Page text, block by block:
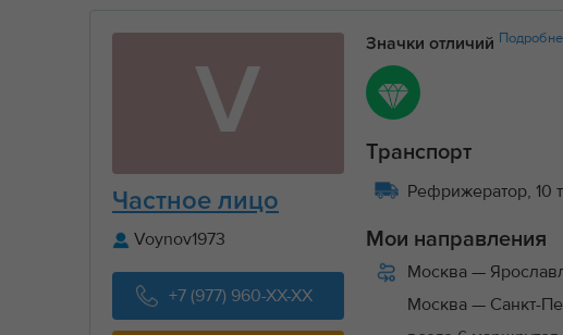
V
Частное лицо
Voynov1973
+7 (977) 960-XX-XX
Значки отличий
Транспорт
Рефрижератор, 10
Мои направления
Москва—
Москва— Санкт-